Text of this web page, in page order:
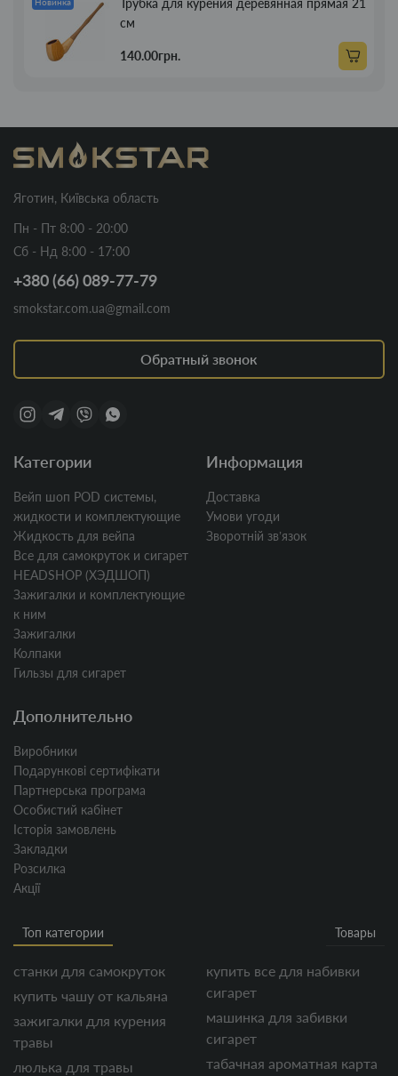
Трубка для курения деревянная прямая 21
см
140.00грн.
Яготин, Київська область
Пн - Пт 8:00 - 20:00
Сб - Нд 8:00 - 17:00
+380 (66) 089-77-79
smokstar.com.ua@gmail.com
Обратный звонок
Категории
Вейп шоп POD системы,
жидкости и комплектующие
Жидкость для вейпа
Все для самокруток и сигарет
HEADSHOP (ХЭДШОП)
Зажигалки и комплектующие
к ним
Зажигалки
Колпаки
Гильзы для сигарет
Информация
Доставка
Умови угоди
Зворотній звʼязок
Дополнительно
Виробники
Подарункові сертифікати
Партнерська програма
Особистий кабінет
Історія замовлень
Закладки
Розсилка
Акції
Топ категории Товары
станки для самокруток
купить чашу от кальяна
зажигалки для курения
травы
люлька для травы
купить все для набивки
сигарет
машинка для забивки
сигарет
табачная ароматная карта